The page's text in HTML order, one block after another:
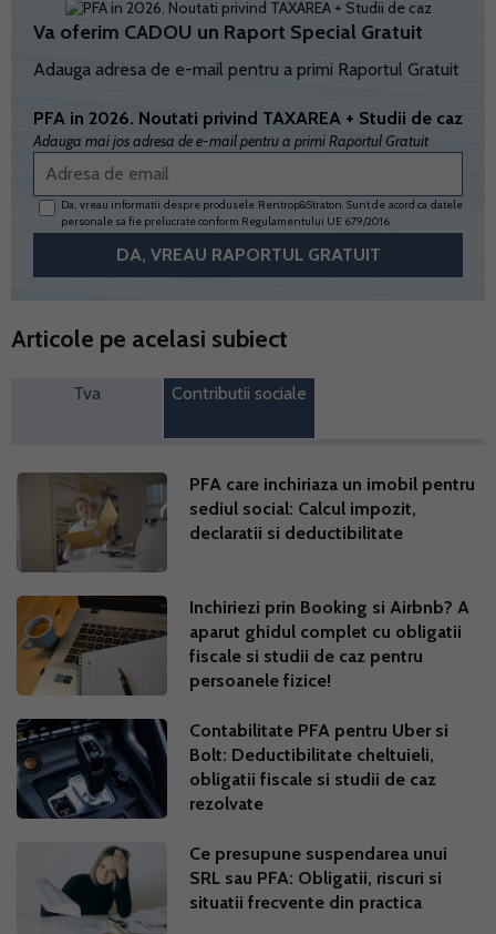
Va oferim CADOU un Raport Special Gratuit
Adauga adresa de e-mail pentru a primi Raportul Gratuit
PFA in 2026. Noutati privind TAXAREA + Studii de caz
Adauga mai jos adresa de e-mail pentru a primi Raportul Gratuit
Da, vreau informatii despre produsele Rentrop&Straton. Sunt de acord ca datele
personale sa fie prelucrate conform Regulamentului UE 679/2016
Articole pe acelasi subiect
Tva Contributii sociale
PFA care inchiriaza un imobil pentru
sediul social: Calcul impozit,
declaratii si deductibilitate
Inchiriezi prin Booking si Airbnb? A
aparut ghidul complet cu obligatii
fiscale si studii de caz pentru
persoanele fizice!
Contabilitate PFA pentru Uber si
Bolt: Deductibilitate cheltuieli,
obligatii fiscale si studii de caz
rezolvate
Ce presupune suspendarea unui
SRL sau PFA: Obligatii, riscuri si
situatii frecvente din practica